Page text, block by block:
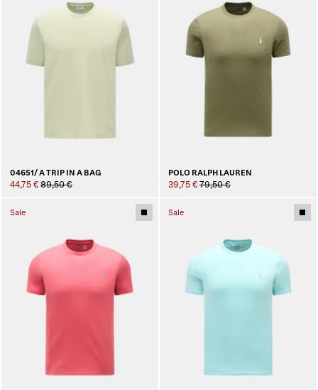
04651/ A TRIP IN A BAG
44,75 € 89,50 €
POLO RALPH LAUREN
39,75 € 79,50 €
Sale Sale